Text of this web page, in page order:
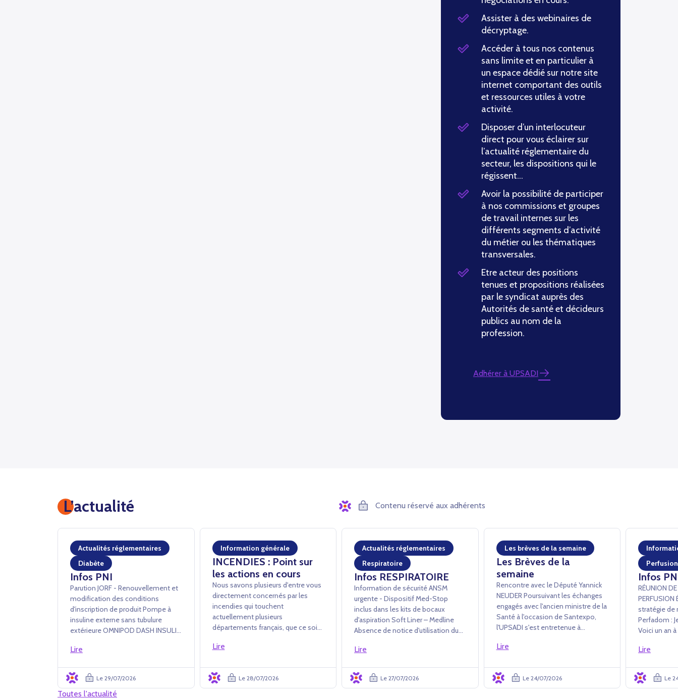
Assister à des webinaires de
décryptage.
Accéder à tous nos contenus
sans limite et en particulier à
un espace dédié sur notre site
internet comportant des outils
et ressources utiles à votre
activité.
Disposer d’un interlocuteur
direct pour vous éclairer sur
l’actualité réglementaire du
secteur, les dispositions qui le
régissent…
Avoir la possibilité de participer
à nos commissions et groupes
de travail internes sur les
différents segments d’activité
du métier ou les thématiques
transversales.
Etre acteur des positions
tenues et propositions réalisées
par le syndicat auprès des
Autorités de santé et décideurs
publics au nom de la
profession.
Adhérer à UPSADI
L’actualité Contenu réservé aux adhérents
Actualités réglementaires
Diabète
Infos PNI
Parution JORF - Renouvellement et
modification des conditions
d'inscription de produit Pompe à
insuline externe sans tubulure
extérieure OMNIPOD DASH INSULIN
France SAS Arrêté du 24 juillet 2026
d'inscription et modification des
conditions d'i...
Lire
Le 29/07/2026
Information générale
INCENDIES : Point sur
les actions en cours
Nous savons plusieurs d'entre vous
directement concernés par les
incendies qui touchent
actuellement plusieurs
départements français, que ce soit
des conséquences opérationnelles
fermetures administratives,
difficultés d'accès au...
Lire
Le 28/07/2026
Actualités réglementaires
Respiratoire
Infos RESPIRATOIRE
Information de sécurité ANSM
urgente - Dispositif Med-Stop
inclus dans les kits de bocaux
d'aspiration Soft Liner – Medline
Absence de notice d'utilisation du
Soft Liner L’ANSM a été informée
de la mise en œuvre d'une acti...
Lire
Le 27/07/2026
Les brèves de la semaine
Les Brèves de la
semaine
Rencontre avec le Député Yannick
NEUDER ­Poursuivant les échanges
engagés avec l'ancien ministre de la
Santé à l'occasion de Santexpo,
l'UPSADI s'est entretenue à
Neuder afin de lui exposer plus en
système de santé. L'accent a été
mis...
Lire
Le 24/07/2026
Perfusion
Infos
RÉUNION
PERFUSION Échanges sur la
stratégie de
Perfadom :
Voici un an
Perfadom. La Commission
plusieurs
Lire
Le
Toutes l'actualité